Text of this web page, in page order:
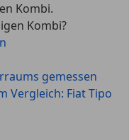
Kombi.
Kombi?
gemessen
Vergleich: Fiat Tipo